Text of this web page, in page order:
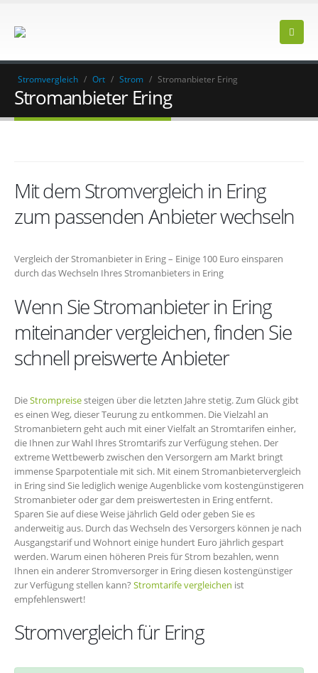
Stromvergleich / Ort / Strom / Stromanbieter Ering
Stromanbieter Ering
Mit dem Stromvergleich in Ering
zum passenden Anbieter wechseln
Vergleich der Stromanbieter in Ering – Einige 100 Euro einsparen
durch das Wechseln Ihres Stromanbieters in Ering
Wenn Sie Stromanbieter in Ering
miteinander vergleichen, finden Sie
schnell preiswerte Anbieter
DieStrompreisesteigen über die letzten Jahre stetig. Zum Glück gibt
es einen Weg, dieser Teurung zu entkommen. Die Vielzahl an
Stromanbietern geht auch mit einer Vielfalt an Stromtarifen einher,
die Ihnen zur Wahl Ihres Stromtarifs zur Verfügung stehen. Der
extreme Wettbewerb zwischen den Versorgern am Markt bringt
immense Sparpotentiale mit sich. Mit einem Stromanbietervergleich
in Ering sind Sie lediglich wenige Augenblicke vom kostengünstigeren
Stromanbieter oder gar dem preiswertesten in Ering entfernt.
Sparen Sie auf diese Weise jährlich Geld oder geben Sie es
anderweitig aus. Durch das Wechseln des Versorgers können je nach
Ausgangstarif und Wohnort einige hundert Euro jährlich gespart
werden. Warum einen höheren Preis für Strom bezahlen, wenn
Ihnen ein anderer Stromversorger in Ering diesen kostengünstiger
zur Verfügung stellen kann? Stromtarife vergleichen ist
empfehlenswert!
Stromvergleich für Ering